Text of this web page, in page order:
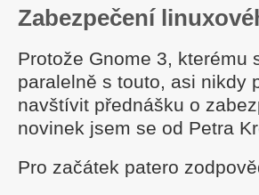
Zabezpečení
Protože Gnome 3,
paralelně s touto, asi nikdy
navštívit přednášku o
novinek jsem se od Petra
Pro začátek patero